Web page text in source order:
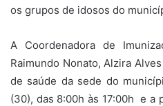
os grupos de idosos do
A Coordenadora de
Raimundo Nonato, Alzira
de saúde da sede do
(30), das 8:00h às 17:00h e a